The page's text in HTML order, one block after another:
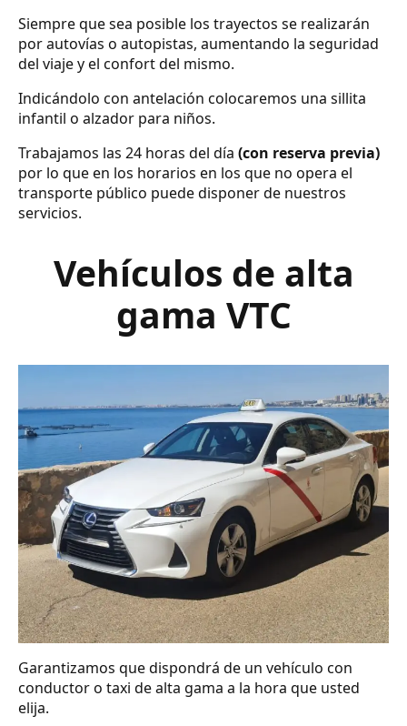
Siempre que sea posible los trayectos se realizarán
por autovías o autopistas, aumentando la seguridad
del viaje y el confort del mismo.
Indicándolo con antelación colocaremos una sillita
infantil o alzador para niños.
Trabajamos las 24 horas del día (con reserva previa)
por lo que en los horarios en los que no opera el
transporte público puede disponer de nuestros
servicios.
Vehículos de alta
gama VTC
Garantizamos que dispondrá de un vehículo con
conductor o taxi de alta gama a la hora que usted
elija.